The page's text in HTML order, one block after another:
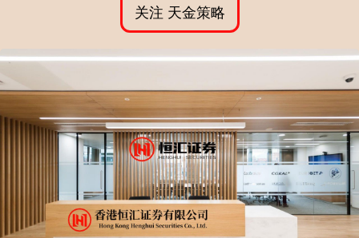
关注 天金策略